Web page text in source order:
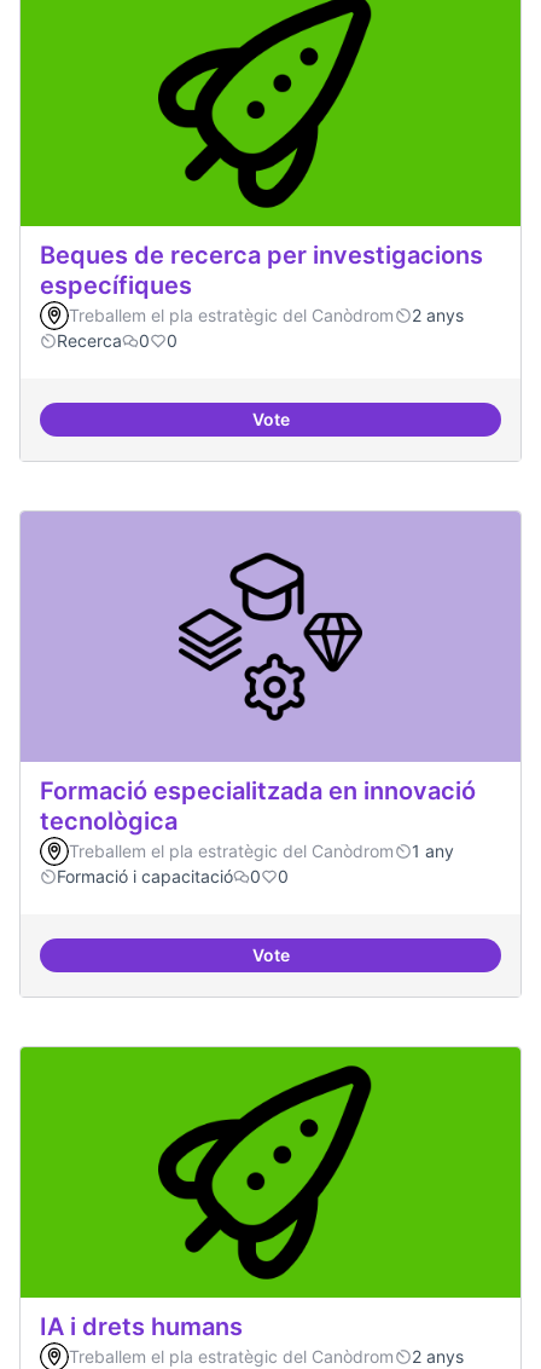
Beques de recerca per investigacions
específiques
Treballem el pla estratègic del Canòdrom
2 anys
Recerca
0 0
VoteBeques de recerca per
Formació especialitzada en innovació
tecnològica
Treballem el pla estratègic del Canòdrom
1 any
Formació i capacitació
0 0
VoteFormació especialitzada en
IA i drets humans
Treballem el pla estratègic del Canòdrom
2 anys